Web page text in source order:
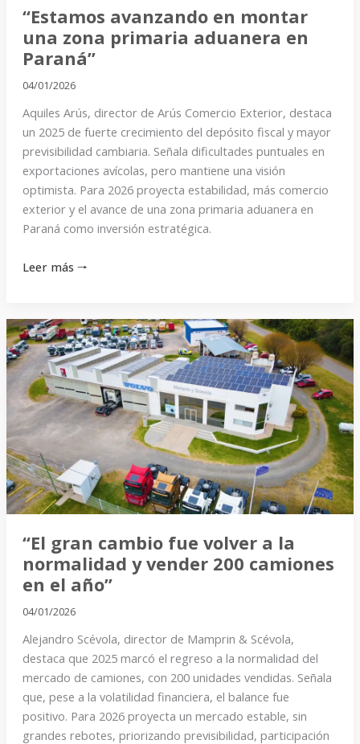
“Estamos avanzando en montar
una zona primaria aduanera en
Paraná”
04/01/2026
Aquiles Arús, director de Arús Comercio Exterior, destaca
un 2025 de fuerte crecimiento del depósito fiscal y mayor
previsibilidad cambiaria. Señala dificultades puntuales en
exportaciones avícolas, pero mantiene una visión
optimista. Para 2026 proyecta estabilidad, más comercio
exterior y el avance de una zona primaria aduanera en
Paraná como inversión estratégica.
Leer más 🠒
“El gran cambio fue volver a la
normalidad y vender 200 camiones
en el año”
04/01/2026
Alejandro Scévola, director de Mamprin & Scévola,
destaca que 2025 marcó el regreso a la normalidad del
mercado de camiones, con 200 unidades vendidas. Señala
que, pese a la volatilidad financiera, el balance fue
positivo. Para 2026 proyecta un mercado estable, sin
grandes rebotes, priorizando previsibilidad, participación
“El
gran
cambio
fue
volver
a
la
normalidad
y
vender
200
camiones
en